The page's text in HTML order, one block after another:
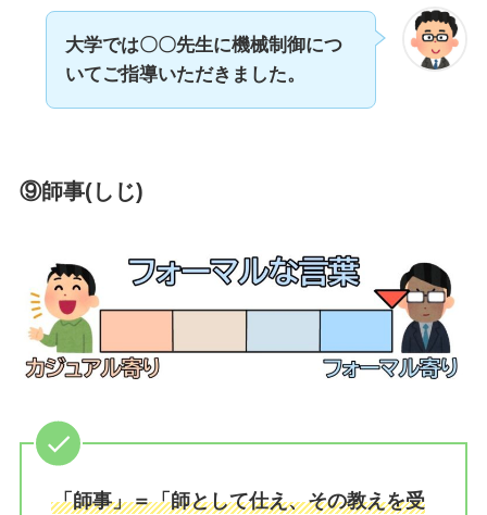
大学では〇〇先生に機械制御につ
いてご指導いただきました。
⑨師事(しじ)
「師事」＝「師として仕え、その教えを受